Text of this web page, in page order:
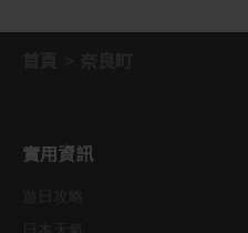
實用資訊